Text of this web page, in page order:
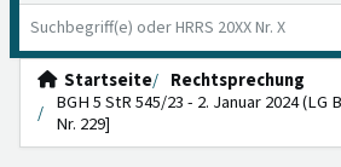
Startseite
Rechtsprechung
BGH 5 StR 545/23 - 2. Januar 2024 (LG
Nr. 229]